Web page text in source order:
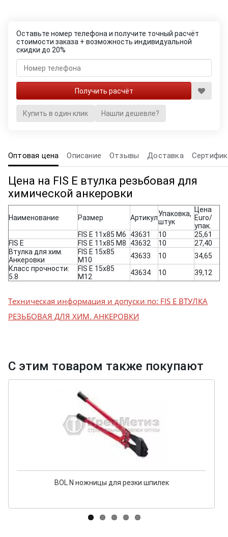
Оставьте номер телефона и получите точный расчёт
стоимости заказа + возможность индивидуальной
скидки до 20%
Купить в один клик Нашли дешевле?
Оптовая цена Описание Отзывы Доставка
Цена на FIS E втулка резьбовая для
химической анкеровки
Наименование Размер АртикулУпаковка,
штук
Цена
Euro/
упак.
FIS E 11x85 M6
43631 10
25,61
FIS E
FIS E 11x85 M8 43632 10
27,40
Втулка для хим.
Анкеровки
FIS E 15x85
M10
43633 10
34,65
Класс прочности:
5.8
FIS E 15x85
M12
43634 10 39,12
Техническая информация и допуски по: FIS E ВТУЛКА
РЕЗЬБОВАЯ ДЛЯ ХИМ. АНКЕРОВКИ
С этим товаром также покупают
BOL N ножницы для резки шпилек